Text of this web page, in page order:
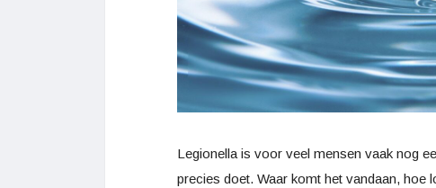
Legionella is voor veel mensen vaak nog
precies doet. Waar komt het vandaan, hoe